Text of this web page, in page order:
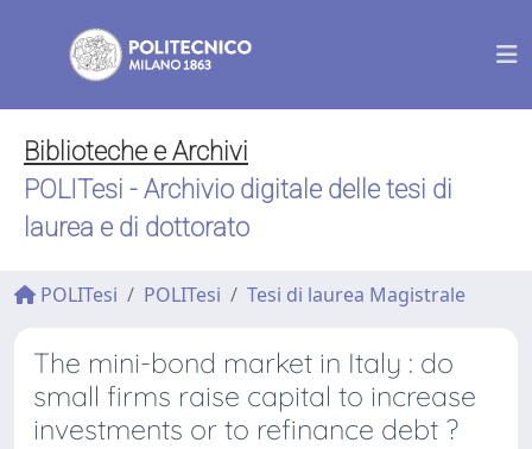
Biblioteche e Archivi
POLITesi - Archivio digitale delle tesi di
laurea e di dottorato
POLITesi POLITesi Tesi di laurea Magistrale
The mini-bond market in Italy : do
small firms raise capital to increase
investments or to refinance debt ?